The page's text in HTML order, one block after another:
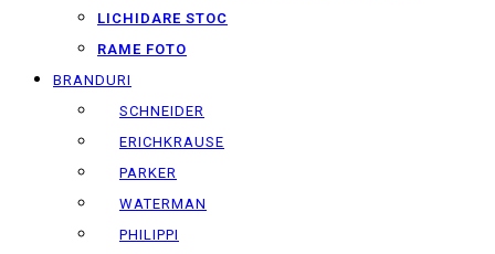
LICHIDARE STOC
RAME FOTO
BRANDURI
SCHNEIDER
ERICHKRAUSE
PARKER
WATERMAN
PHILIPPI